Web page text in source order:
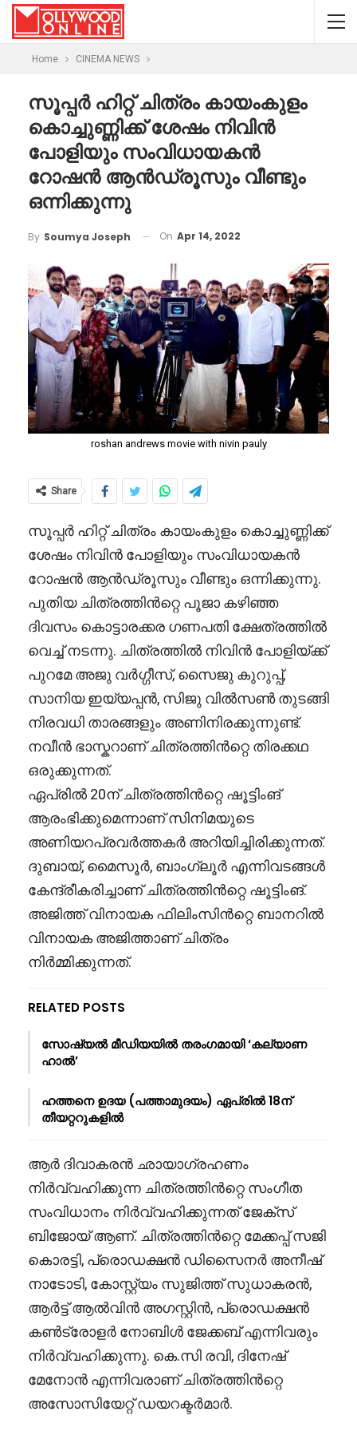
Home CINEMA NEWS
സൂപ്പർ ഹിറ്റ് ചിത്രം കായംകുളം
കൊച്ചുണ്ണിക്ക് ശേഷം നിവിൻ
പോളിയും സംവിധായകൻ
റോഷൻ ആൻഡ്രൂസും വീണ്ടും
ഒന്നിക്കുന്നു
By Soumya Joseph On Apr 14, 2022
roshan andrews movie with nivin pauly
Share
സൂപ്പർ ഹിറ്റ് ചിത്രം കായംകുളം കൊച്ചുണ്ണിക്ക്
ശേഷം നിവിൻ പോളിയും സംവിധായകൻ
റോഷൻ ആൻഡ്രൂസും വീണ്ടും ഒന്നിക്കുന്നു.
പുതിയ ചിത്രത്തിൻറ്റെ പൂജാ കഴിഞ്ഞ
ദിവസം കൊട്ടാരക്കര ഗണപതി ക്ഷേത്രത്തിൽ
വെച്ച് നടന്നു. ചിത്രത്തിൽ നിവിൻ പോളിയ്ക്ക്
പുറമേ അജു വർഗ്ഗീസ്, സൈജു കുറുപ്പ്,
സാനിയ ഇയ്യപ്പൻ, സിജു വിൽസൺ തുടങ്ങി
നിരവധി താരങ്ങളും അണിനിരക്കുന്നുണ്ട്.
നവീൻ ഭാസ്കറാണ് ചിത്രത്തിൻറ്റെ തിരക്കഥ
ഒരുക്കുന്നത്.
ഏപ്രിൽ 20ന് ചിത്രത്തിൻറ്റെ ഷൂട്ടിംങ്
ആരംഭിക്കുമെന്നാണ് സിനിമയുടെ
അണിയറപ്രവർത്തകർ അറിയിച്ചിരിക്കുന്നത്.
ദുബായ്, മൈസൂർ, ബാംഗ്ലൂർ എന്നിവടങ്ങൾ
കേന്ദ്രീകരിച്ചാണ് ചിത്രത്തിൻറ്റെ ഷൂട്ടിംങ്.
അജിത്ത് വിനായക ഫിലിംസിൻറ്റെ ബാനറിൽ
വിനായക അജിത്താണ് ചിത്രം
നിർമ്മിക്കുന്നത്.
RELATED POSTS
സോഷ്യൽ മീഡിയയിൽ തരംഗമായി ‘കല്യാണ
ഹാൽ’
ഹത്തനെ ഉദയ (പത്താമുദയം) ഏപ്രിൽ 18ന്
തീയറ്ററുകളിൽ
ആർ ദിവാകരൻ ഛായാഗ്രഹണം
നിർവ്വഹിക്കുന്ന ചിത്രത്തിൻറ്റെ സംഗീത
സംവിധാനം നിർവ്വഹിക്കുന്നത് ജേക്സ്
ബിജോയ് ആണ്. ചിത്രത്തിൻറ്റെ മേക്കപ്പ് സജി
കൊരട്ടി, പ്രൊഡക്ഷൻ ഡിസൈനർ അനീഷ്
നാടോടി, കോസ്റ്റ്യം സുജിത്ത് സുധാകരൻ,
ആർട്ട് ആൽവിൻ അഗസ്റ്റിൻ, പ്രൊഡക്ഷൻ
കൺട്രോളർ നോബിൾ ജേക്കബ് എന്നിവരും
നിർവ്വഹിക്കുന്നു. കെ.സി രവി, ദിനേഷ്
മേനോൻ എന്നിവരാണ് ചിത്രത്തിൻറ്റെ
അസോസിയേറ്റ് ഡയറക്ടർമാർ.